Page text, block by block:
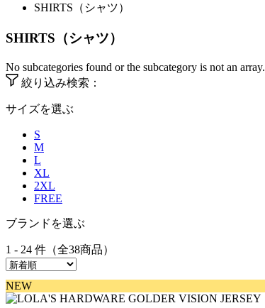
SHIRTS（シャツ）
SHIRTS（シャツ）
No subcategories found or the subcategory is not an array.
絞り込み検索：
サイズを選ぶ
S
M
L
XL
2XL
FREE
ブランドを選ぶ
1 - 24 件（全38商品）
NEW